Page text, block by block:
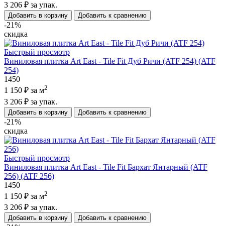
3 206 ₽ за упак.
Добавить в корзину Добавить к сравнению
-21%
скидка
Быстрый просмотр
Виниловая плитка Art East - Tile Fit Дуб Ричи (ATF 254) (ATF
254)
1450
1 150 ₽ за м2
3 206 ₽ за упак.
Добавить в корзину Добавить к сравнению
-21%
скидка
Быстрый просмотр
Виниловая плитка Art East - Tile Fit Бархат Янтарный (ATF
256) (ATF 256)
1450
1 150 ₽ за м2
3 206 ₽ за упак.
Добавить в корзину Добавить к сравнению